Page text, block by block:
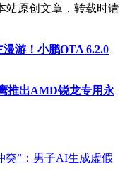
站原创文章，转载时请
游！小鹏OTA 6.2.0
推出AMD锐龙专用永